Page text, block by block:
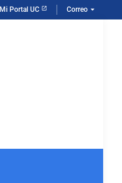
Mi Portal UC Correo arrow_drop_down